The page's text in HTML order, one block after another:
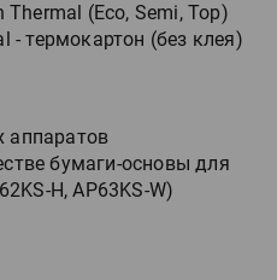
(Eco, Semi, Top)
- термокартон (без клея)
аппаратов
бумаги-основы для
H, AP63KS-W)